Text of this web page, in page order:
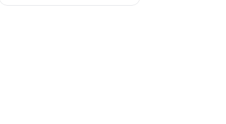
y una estantería para vinos.
horno empotrado y comedor con mesa y sillas blancas.